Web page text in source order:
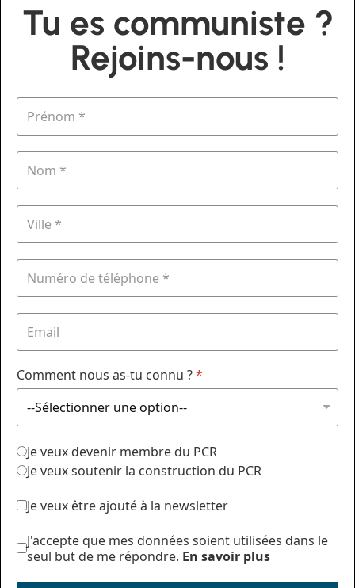
Tu es communiste ?
Rejoins-nous !
Comment nous as-tu connu ?*
Je veux devenir membre du PCR
Je veux soutenir la construction du PCR
Je veux être ajouté à la newsletter
J'accepte que mes données soient utilisées dans le
seul but de me répondre. En savoir plus